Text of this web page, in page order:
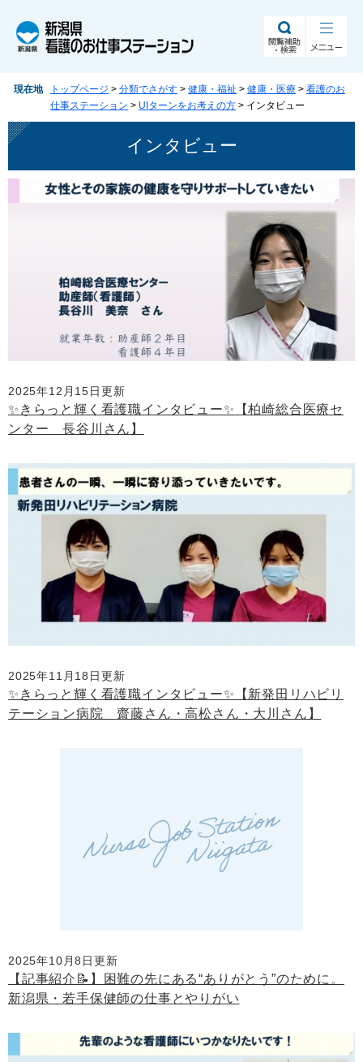
す。
し
て
文
現在地 トップページ > 分類でさがす > 健康・福祉 > 健康・医療 > 看護のお
仕事ステーション > UIターンをお考えの方 > インタビュー
本
文
インタビュー
2025年12月15日更新
✨きらっと輝く看護職インタビュー✨【柏崎総合医療セ
ンター 長谷川さん】
2025年11月18日更新
✨きらっと輝く看護職インタビュー✨【新発田リハビリ
テーション病院 齋藤さん・高松さん・大川さん】
2025年10月8日更新
【記事紹介📝】困難の先にある“ありがとう”のために。
新潟県・若手保健師の仕事とやりがい